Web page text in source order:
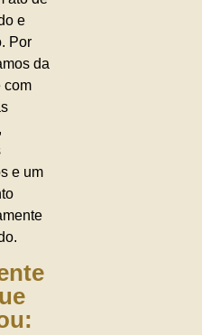
e
Por
da
com
e um